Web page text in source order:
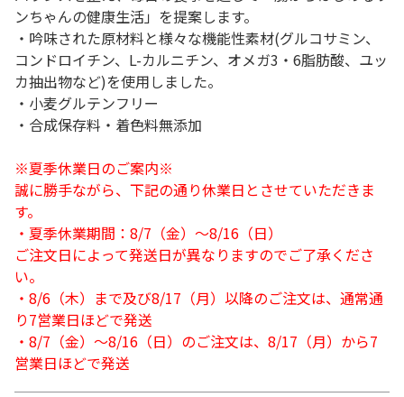
ンちゃんの健康生活」を提案します。
・吟味された原材料と様々な機能性素材(グルコサミン、
コンドロイチン、L-カルニチン、オメガ3・6脂肪酸、ユッ
カ抽出物など)を使用しました。
・小麦グルテンフリー
・合成保存料・着色料無添加
※夏季休業日のご案内※
誠に勝手ながら、下記の通り休業日とさせていただきま
す。
・夏季休業期間：8/7（金）～8/16（日）
ご注文日によって発送日が異なりますのでご了承くださ
い。
・8/6（木）まで及び8/17（月）以降のご注文は、通常通
り7営業日ほどで発送
・8/7（金）～8/16（日）のご注文は、8/17（月）から7
営業日ほどで発送